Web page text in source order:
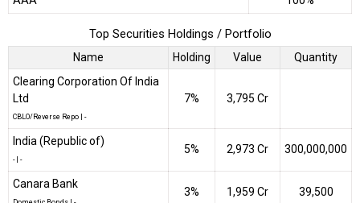
Top Securities Holdings / Portfolio
Name Holding Value
Quantity
Clearing Corporation Of India
Ltd
CBLO/Reverse Repo -
7% ₹3,795 Cr
India (Republic of)
-| -
5% ₹2,973 Cr 300,000,000
Canara Bank
3% ₹1,959 Cr 39,500